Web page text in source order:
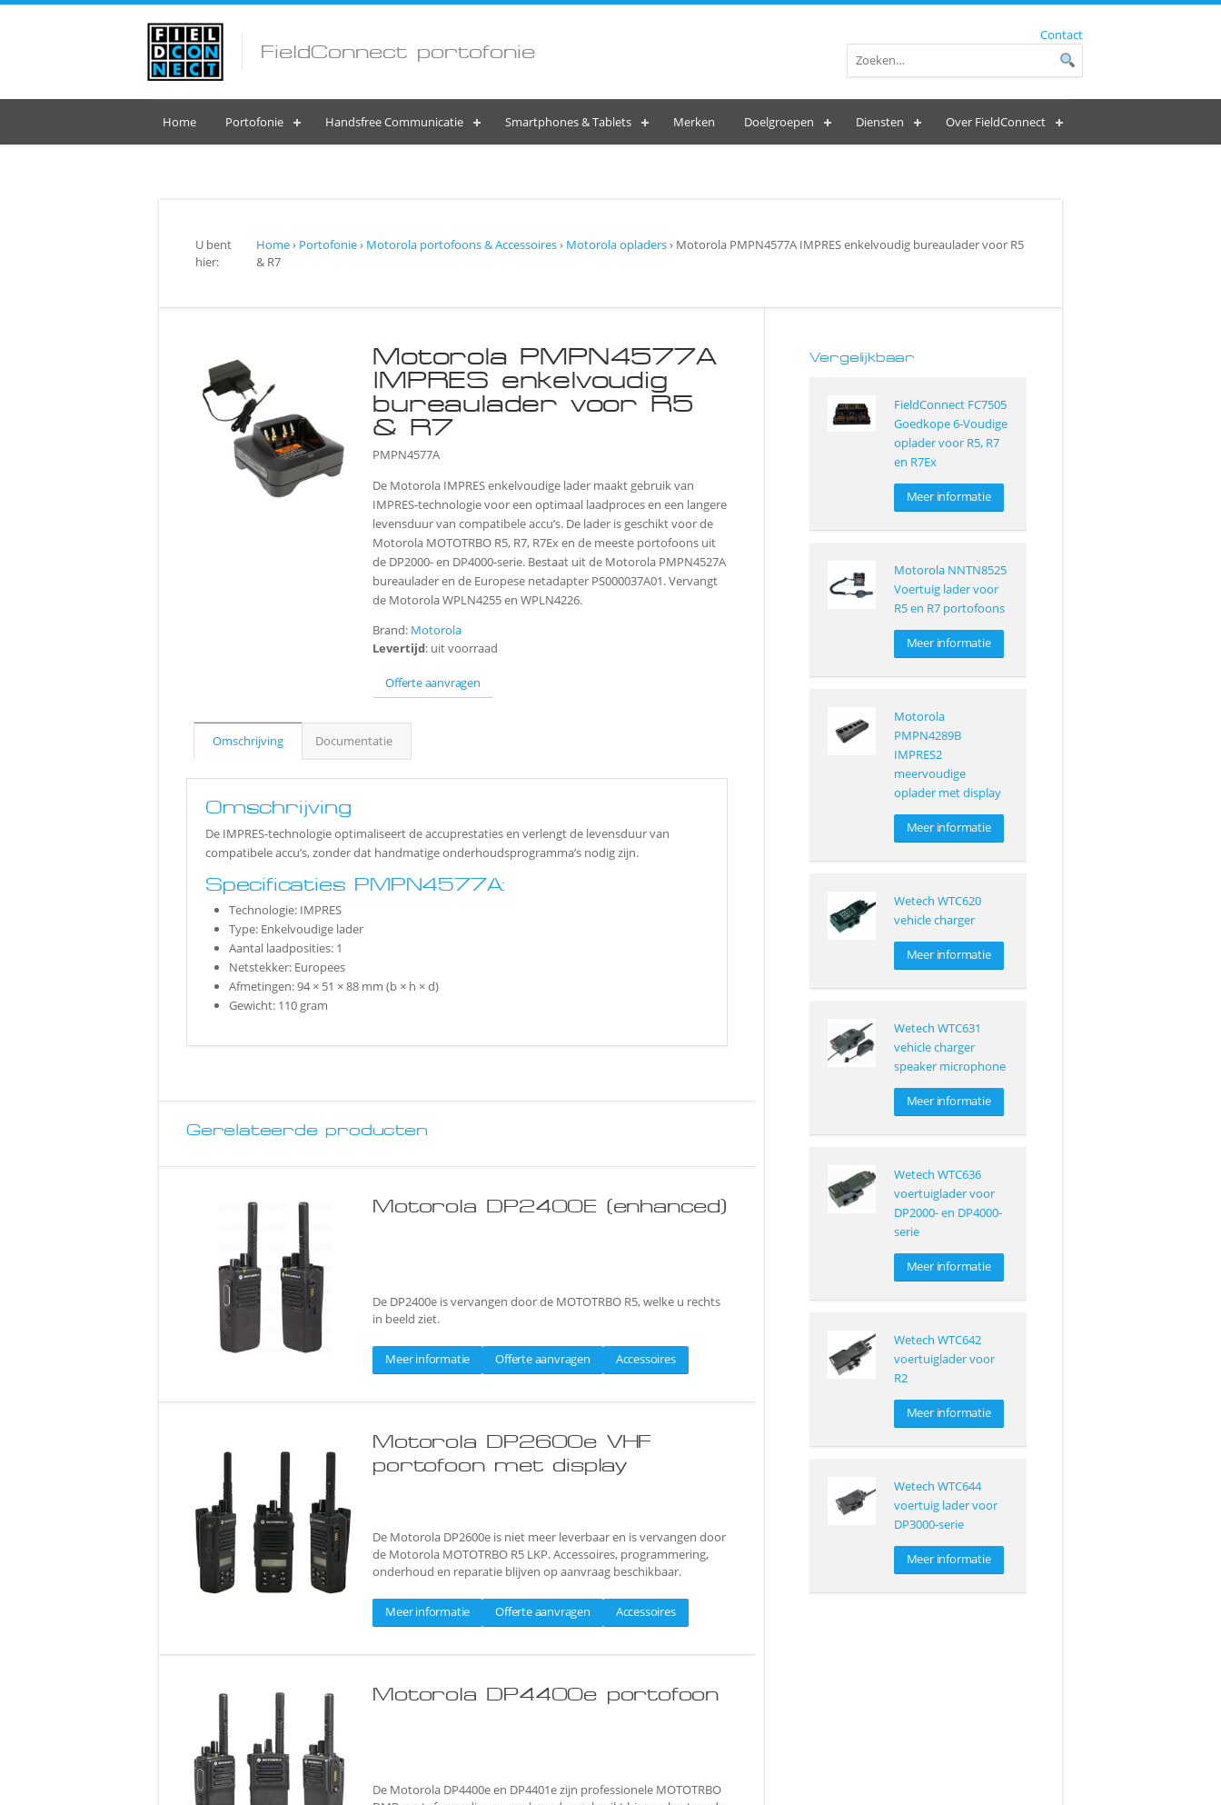
FieldConnect portofonie
Contact
Home Portofonie Handsfree Communicatie Smartphones & Tablets Merken Doelgroepen Diensten Over FieldConnect
U bent
hier:
Home› Portofonie› Motorola portofoons & Accessoires› Motorola opladers› Motorola PMPN4577A IMPRES enkelvoudig bureaulader voor R5
& R7
Motorola PMPN4577A
IMPRES enkelvoudig
bureaulader voor R5
& R7
PMPN4577A
De Motorola IMPRES enkelvoudige lader maakt gebruik van
IMPRES-technologie voor een optimaal laadproces en een langere
levensduur van compatibele accu’s. De lader is geschikt voor de
Motorola MOTOTRBO R5, R7, R7Ex en de meeste portofoons uit
de DP2000- en DP4000-serie. Bestaat uit de Motorola PMPN4527A
bureaulader en de Europese netadapter PS000037A01. Vervangt
de Motorola WPLN4255 en WPLN4226.
Brand: Motorola
Levertijd: uit voorraad
Offerte aanvragen
Omschrijving Documentatie
Omschrijving
De IMPRES-technologie optimaliseert de accuprestaties en verlengt de levensduur van
compatibele accu’s, zonder dat handmatige onderhoudsprogramma’s nodig zijn.
Specificaties PMPN4577A:
Technologie: IMPRES
Type: Enkelvoudige lader
Aantal laadposities: 1
Netstekker: Europees
Afmetingen: 94 × 51 × 88 mm (b × h × d)
Gewicht: 110 gram
Gerelateerde producten
Motorola DP2400E (enhanced)
De DP2400e is vervangen door de MOTOTRBO R5, welke u rechts
in beeld ziet.
Meer informatie Offerte aanvragen Accessoires
Motorola DP2600e VHF
portofoon met display
De Motorola DP2600e is niet meer leverbaar en is vervangen door
de Motorola MOTOTRBO R5 LKP. Accessoires, programmering,
onderhoud en reparatie blijven op aanvraag beschikbaar.
Meer informatie Offerte aanvragen Accessoires
Motorola DP4400e portofoon
De Motorola DP4400e en DP4401e zijn professionele MOTOTRBO
Vergelijkbaar
FieldConnect FC7505
Goedkope 6-Voudige
oplader voor R5, R7
en R7Ex
Meer informatie
Motorola NNTN8525
Voertuig lader voor
R5 en R7 portofoons
Meer informatie
Motorola
PMPN4289B
IMPRES2
meervoudige
oplader met display
Meer informatie
Wetech WTC620
vehicle charger
Meer informatie
Wetech WTC631
vehicle charger
speaker microphone
Meer informatie
Wetech WTC636
voertuiglader voor
DP2000- en DP4000-
serie
Meer informatie
Wetech WTC642
voertuiglader voor
R2
Meer informatie
Wetech WTC644
voertuig lader voor
DP3000-serie
Meer informatie